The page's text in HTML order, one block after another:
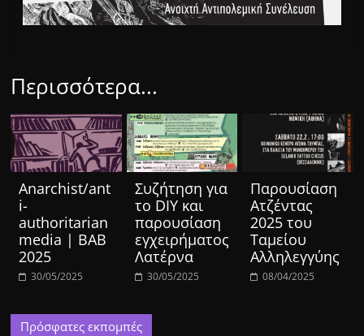
Περισσότερα...
Anarchist/ant
i-
authoritarian
media | BAB
2025
30/05/2025
Συζήτηση για
το DIY και
παρουσίαση
εγχειρήματος
Λατέρνα
30/05/2025
Παρουσίαση
Ατζέντας
2025 του
Ταμείου
Αλληλεγγύης
08/04/2025
Πρόσφατες εκπομπές